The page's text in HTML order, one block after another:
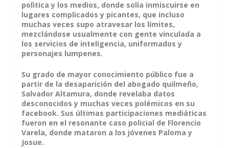
polìtica y los medios, donde solía inmiscuirse en
lugares complicados y picantes, que incluso
muchas veces supo atravesar los límites,
mezclándose usualmente con gente vinculada a
los servicios de inteligencia, uniformados y
personajes lumpenes.
Su grado de mayor conocimiento público fue a
partir de la desaparición del abogado quilmeño,
Salvador Altamura, donde revelaba datos
desconocidos y muchas veces polémicos en su
facebook. Sus últimas participaciones mediáticas
fueron en el resonante caso policial de Florencio
Varela, donde mataron a los jóvenes Paloma y
Josue.